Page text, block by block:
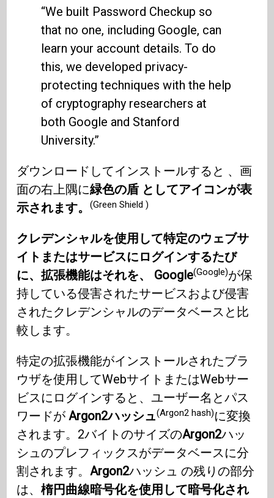
“We built Password Checkup so
that no one, including Google, can
learn your account details. To do
this, we developed privacy-
protecting techniques with the help
of cryptography researchers at
both Google and Stanford
University.”
ダウンロードしてインストールすると 、画
面の右上隅に緑色の盾 としてアイコンが表
示されます。(Green Shield )
クレデンシャルを使用して特定のウェブサ
イトまたはサービスにログインするたび
に、拡張機能はそれを、 Google(Google)が保
持している侵害されたサービスおよび侵害
されたクレデンシャルのデータベースと比
較します。
特定の拡張機能がインストールされたブラ
ウザを使用してWebサイトまたはWebサー
ビスにログインすると、ユーザー名とパス
ワードがArgon2ハッシュ(Argon2 hash)に変換
されます。2バイトのサイズのArgon2ハッ
シュのプレフィックスがデータベースに分
割されます。Argon2ハッシュ の残りの部分
は、楕円曲線暗号化を使用して暗号化され